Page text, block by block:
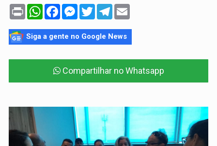
Print WhatsAppFacebookMessenger
TwitterTelegram
Siga a gente no Google News
Compartilhar no Whatsapp